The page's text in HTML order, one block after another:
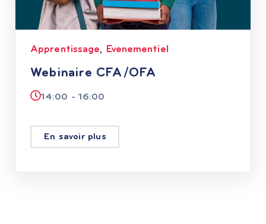
Apprentissage, Evenementiel
Webinaire CFA/OFA
14:00 - 16:00
En savoir plus